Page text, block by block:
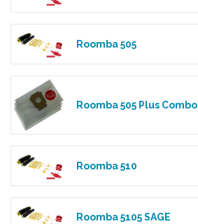
Roomba 505
Roomba 505 Plus Combo
Roomba 510
Roomba 5105 SAGE